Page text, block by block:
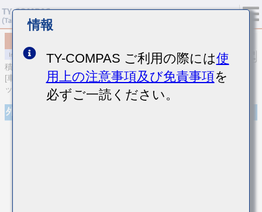
積層セラミックコンデンサ
[車載ボディ/インフォ＆高信頼用 (AEC-Q200 Qualified) 積層セラミ
ックコンデンサ (高誘電率系)]
外観
情報
TY-COMPAS ご利用の際には使
用上の注意事項及び免責事項を
必ずご一読ください。